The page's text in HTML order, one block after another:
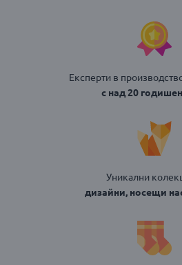
Експерти в
с над 20
Уникални
дизайни, носещи